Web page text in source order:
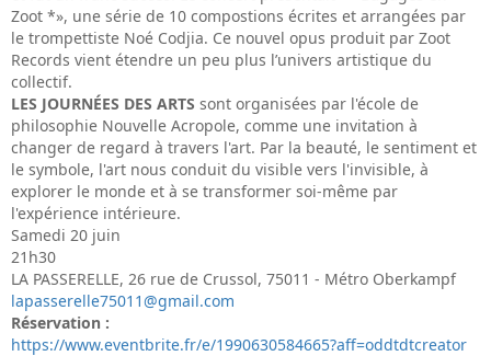
Zoot *», une série de 10 compostions écrites et arrangées par
le trompettiste Noé Codjia. Ce nouvel opus produit par Zoot
Records vient étendre un peu plus l’univers artistique du
collectif.
LES JOURNÉES DES ARTS sont organisées par l'école de
philosophie Nouvelle Acropole, comme une invitation à
changer de regard à travers l'art. Par la beauté, le sentiment et
le symbole, l'art nous conduit du visible vers l'invisible, à
explorer le monde et à se transformer soi-même par
l'expérience intérieure.
Samedi 20 juin
21h30
LA PASSERELLE, 26 rue de Crussol, 75011 - Métro Oberkampf
lapasserelle75011@gmail.com
Réservation :
https://www.eventbrite.fr/e/1990630584665?aff=oddtdtcreator